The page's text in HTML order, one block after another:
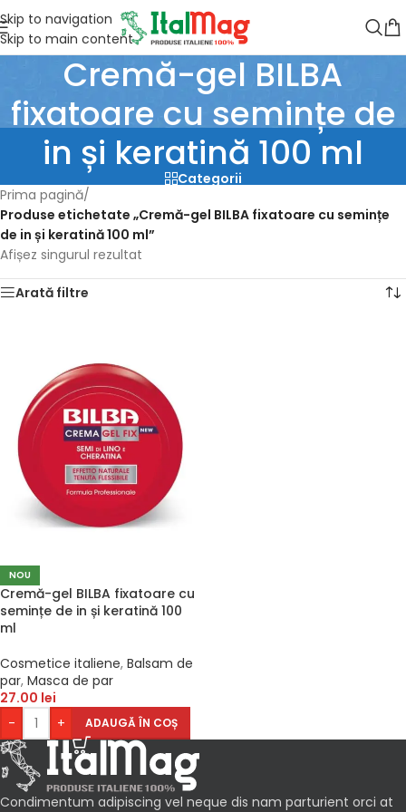
Skip to navigation
Skip to main content
Cremă-gel BILBA
fixatoare cu semințe de
in și keratină 100 ml
Categorii
Prima pagină/
Produse etichetate „Cremă-gel BILBA fixatoare cu semințe
de in și keratină 100 ml”
Afișez singurul rezultat
Arată filtre
NOU
Cremă-gel BILBA fixatoare cu
semințe de in și keratină 100
ml
Cosmetice italiene, Balsam de
par, Masca de par
27.00 lei
-
+ ADAUGĂ ÎN COȘ
Condimentum adipiscing vel neque dis nam parturient orci at